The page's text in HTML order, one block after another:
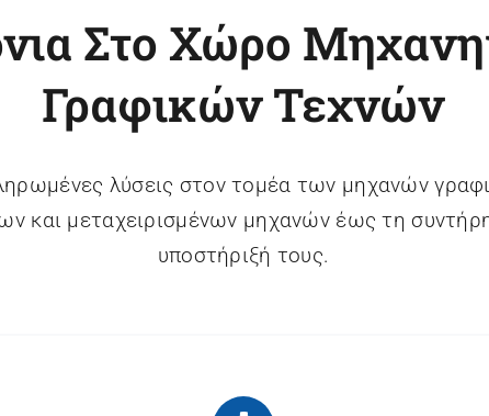
Στο Χώρο
Γραφικών Τεχνών
λύσεις στον τομέα των μηχανών
και μεταχειρισμένων μηχανών έως τη
υποστήριξή τους.